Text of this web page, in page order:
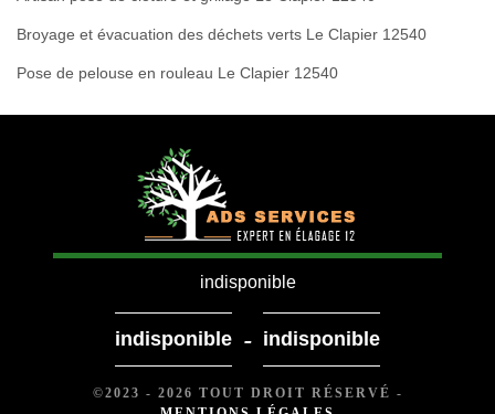
Broyage et évacuation des déchets verts Le Clapier 12540
Pose de pelouse en rouleau Le Clapier 12540
indisponible
indisponible - indisponible
©2023 - 2026 TOUT DROIT RÉSERVÉ -